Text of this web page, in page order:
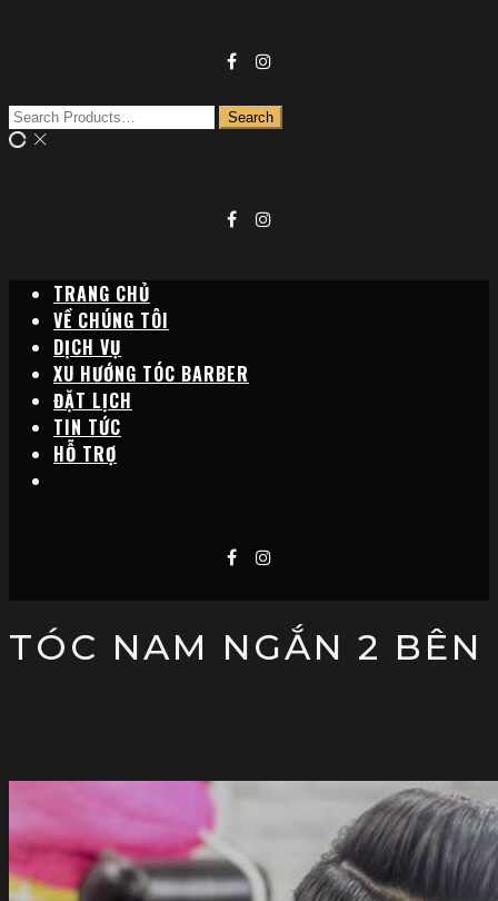
DỊCH VỤ
XU HƯỚNG TÓC BARBER
ĐẶT LỊCH
TIN TỨC
HỖ TRỢ